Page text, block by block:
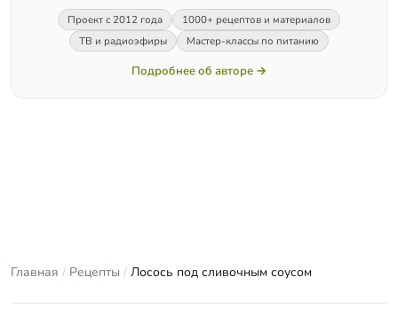
Проект с 2012 года
1000+ рецептов и материалов
ТВ и радиоэфиры
Мастер-классы по питанию
Подробнее об авторе →
Главная / Рецепты / Лосось под сливочным соусом